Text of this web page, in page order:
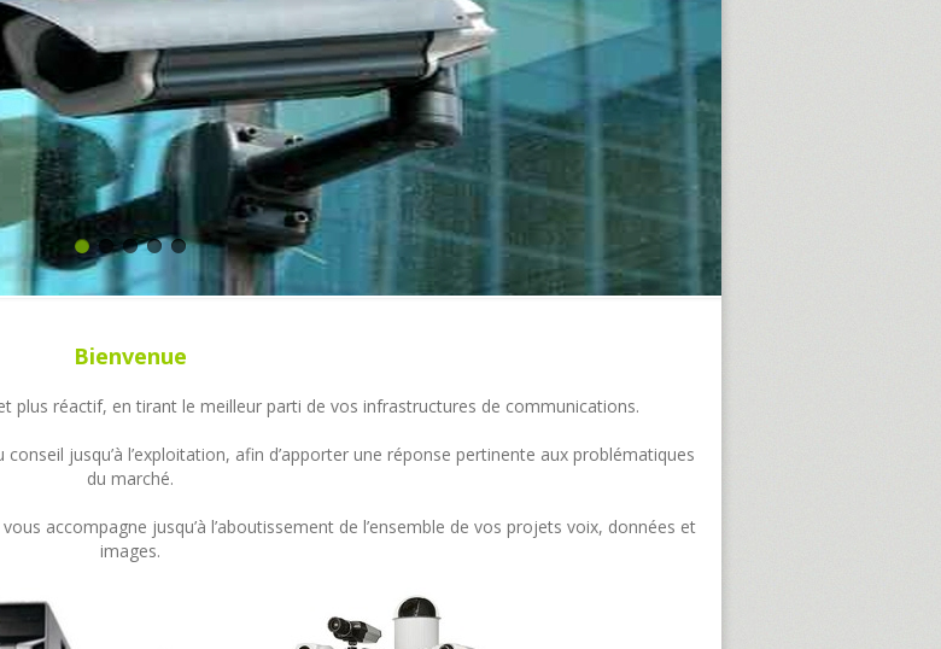
Bienvenue
plus réactif, en tirant le meilleur parti de vos infrastructures de communications.
jusqu’à l’exploitation, afin d’apporter une réponse pertinente aux problématiques
du marché.
accompagne jusqu’à l’aboutissement de l’ensemble de vos projets voix, données et
images.